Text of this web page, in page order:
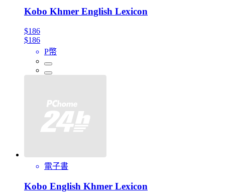
Kobo Khmer English Lexicon
$186
$186
P幣
電子書
Kobo English Khmer Lexicon